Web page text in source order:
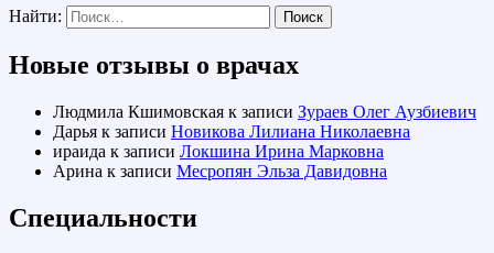
Найти:
Новые отзывы о врачах
Людмила Кшимовская к записи Зураев Олег Аузбиевич
Дарья к записи Новикова Лилиана Николаевна
ираида к записи Локшина Ирина Марковна
Арина к записи Месропян Эльза Давидовна
Специальности